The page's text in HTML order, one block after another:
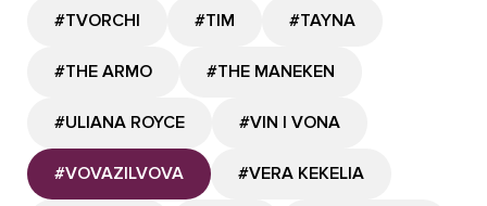
#TVORCHI #TIM #TAYNA
#THE ARMO #THE MANEKEN
#ULIANA ROYCE #VIN I VONA
#VOVAZILVOVA #VERA KEKELIA